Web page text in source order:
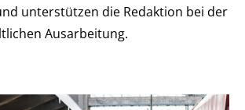
unterstützen die Redaktion bei der
Ausarbeitung.